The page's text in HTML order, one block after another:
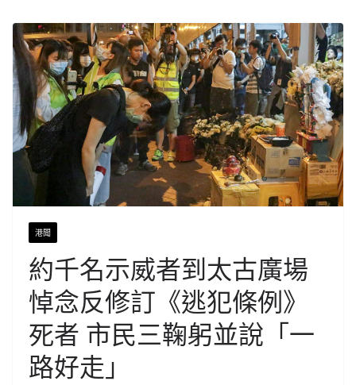
港聞
約千名示威者到太古廣場
悼念反修訂《逃犯條例》
死者 市民三鞠躬並說「一
路好走」